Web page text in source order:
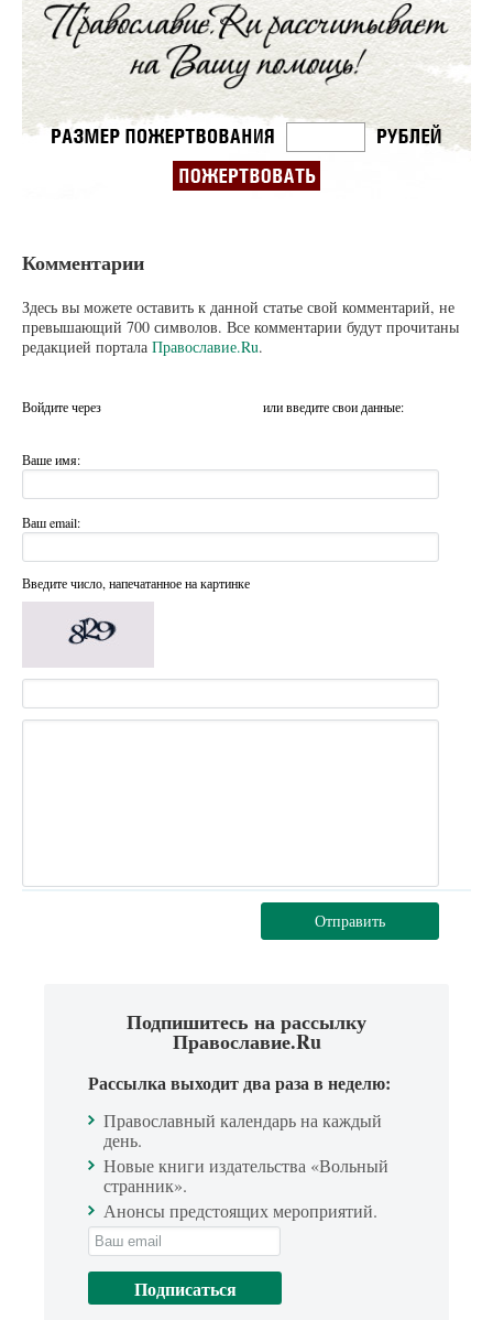
Комментарии
Здесь вы можете оставить к данной статье свой комментарий, не
превышающий 700 символов. Все комментарии будут прочитаны
редакцией портала Православие.Ru.
Войдите через или введите свои данные:
Ваше имя:
Ваш email:
Введите число, напечатанное на картинке
Отправить
Подпишитесь на рассылку
Православие.Ru
Рассылка выходит два раза в неделю:
Православный календарь на каждый
день.
Новые книги издательства «Вольный
странник».
Анонсы предстоящих мероприятий.